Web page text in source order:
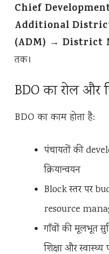
Chief
Additional
(ADM) → District
तक।
BDO का रोल और
BDO का काम होता है:
पंचायतों की
क्रियान्वयन
Block स्तर पर
resource
गाँवों की मूलभूत
शिक्षा और